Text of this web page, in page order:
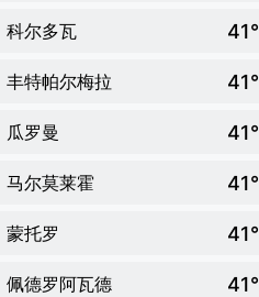
科尔多瓦 41°
丰特帕尔梅拉 41°
瓜罗曼 41°
马尔莫莱霍 41°
蒙托罗 41°
佩德罗阿瓦德 41°